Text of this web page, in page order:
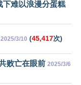
下难以浪漫分蛋糕
2025/3/10 (45,417次)
败亡在眼前 2025/3/6